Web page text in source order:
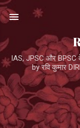
IAS, JPSC और BPSC के
by रवि कुमार